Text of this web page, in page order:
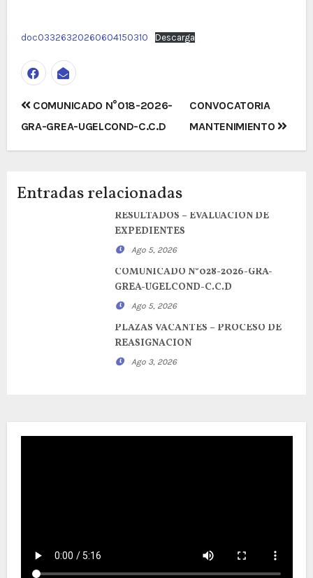
doc03326320260604150310 Descarga
Navegación
de
entradas
COMUNICADO N°018-2026-
GRA-GREA-UGELCOND-C.C.D
CONVOCATORIA
MANTENIMIENTO
Entradas relacionadas
RESULTADOS – EVALUACION DE
EXPEDIENTES
Ago 5, 2026
COMUNICADO N°028-2026-GRA-
GREA-UGELCOND-C.C.D
Ago 5, 2026
PLAZAS VACANTES – PROCESO DE
REASIGNACION
Ago 3, 2026